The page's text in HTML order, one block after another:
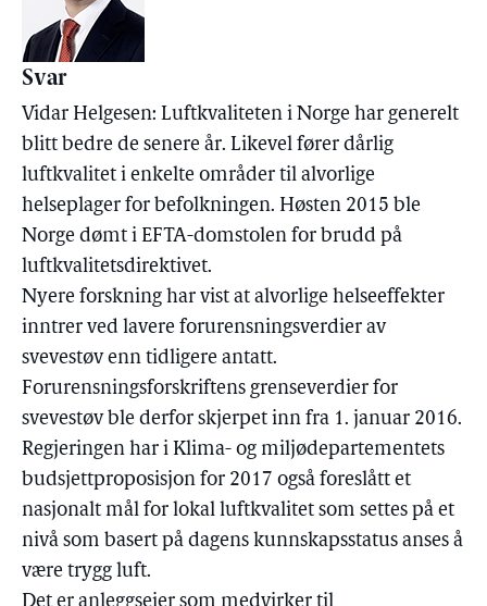
Svar
Vidar Helgesen: Luftkvaliteten i Norge har generelt
blitt bedre de senere år. Likevel fører dårlig
luftkvalitet i enkelte områder til alvorlige
helseplager for befolkningen. Høsten 2015 ble
Norge dømt i EFTA-domstolen for brudd på
luftkvalitetsdirektivet.
Nyere forskning har vist at alvorlige helseeffekter
inntrer ved lavere forurensningsverdier av
svevestøv enn tidligere antatt.
Forurensningsforskriftens grenseverdier for
svevestøv ble derfor skjerpet inn fra 1. januar 2016.
Regjeringen har i Klima- og miljødepartementets
budsjettproposisjon for 2017 også foreslått et
nasjonalt mål for lokal luftkvalitet som settes på et
nivå som basert på dagens kunnskapsstatus anses å
være trygg luft.